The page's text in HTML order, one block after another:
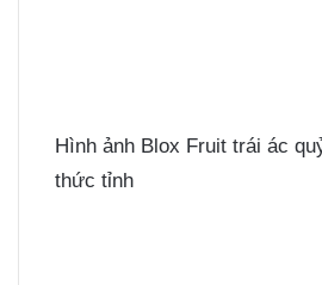
Hình ảnh Blox Fruit trái ác
thức tỉnh